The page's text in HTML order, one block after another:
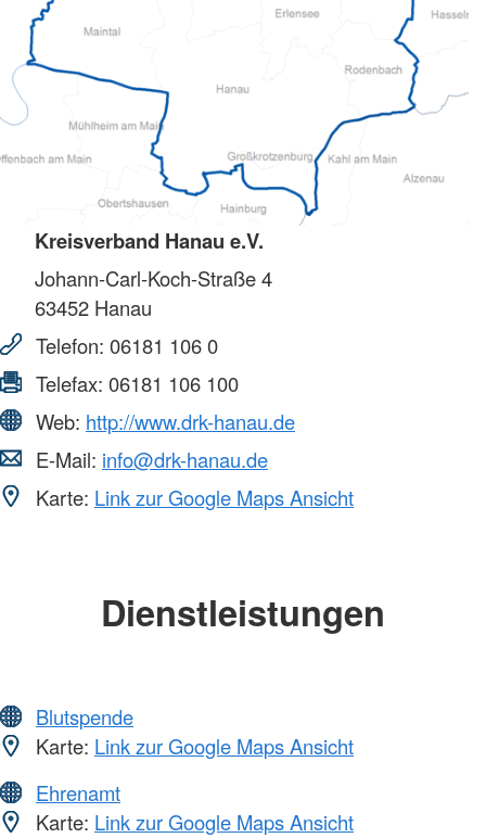
Kreisverband Hanau e.V.
Johann-Carl-Koch-Straße 4
63452 Hanau
Telefon: 06181 106 0
Telefax: 06181 106 100
Web: http://www.drk-hanau.de
E-Mail: info@drk-hanau.de
Karte: Link zur Google Maps Ansicht
Dienstleistungen
Blutspende
Karte: Link zur Google Maps Ansicht
Ehrenamt
Karte: Link zur Google Maps Ansicht